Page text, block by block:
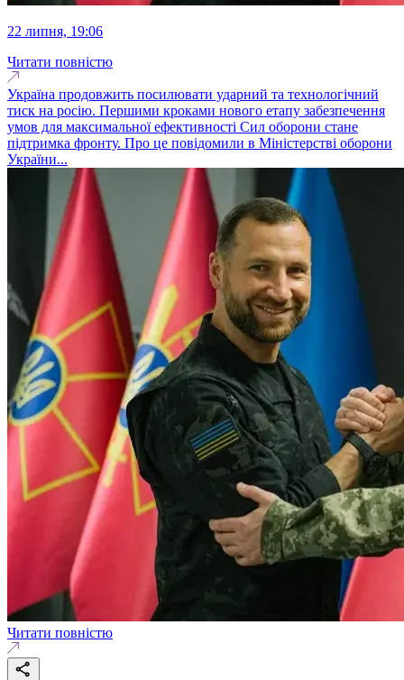
22 липня, 19:06
Читати повністю
Україна продовжить посилювати ударний та технологічний
тиск на росію. Першими кроками нового етапу забезпечення
умов для максимальної ефективності Сил оборони стане
підтримка фронту. Про це повідомили в Міністерстві оборони
України...
Читати повністю